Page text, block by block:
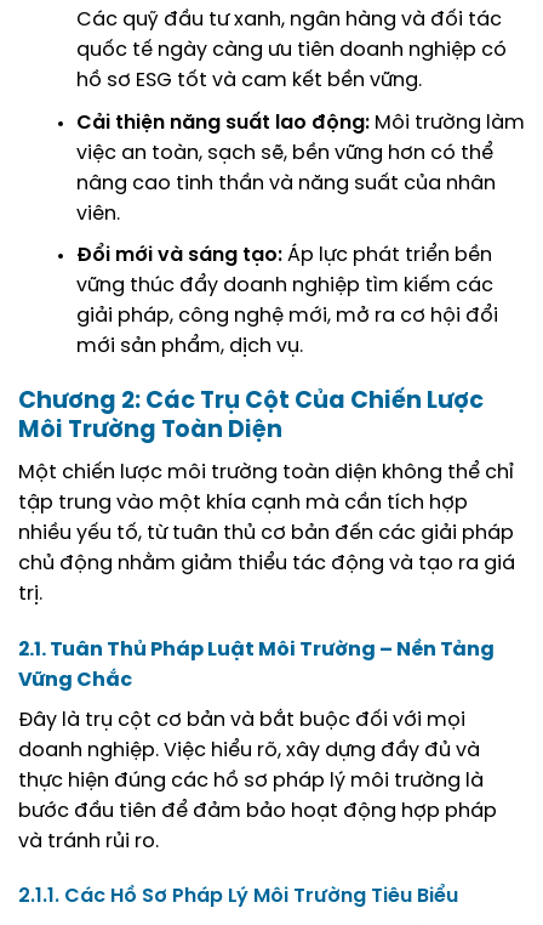
Các quỹ đầu tư xanh, ngân hàng và đối tác
quốc tế ngày càng ưu tiên doanh nghiệp có
hồ sơ ESG tốt và cam kết bền vững.
Cải thiện năng suất lao động: Môi trường làm
việc an toàn, sạch sẽ, bền vững hơn có thể
nâng cao tinh thần và năng suất của nhân
viên.
Đổi mới và sáng tạo: Áp lực phát triển bền
vững thúc đẩy doanh nghiệp tìm kiếm các
giải pháp, công nghệ mới, mở ra cơ hội đổi
mới sản phẩm, dịch vụ.
Chương 2: Các Trụ Cột Của Chiến Lược
Môi Trường Toàn Diện
Một chiến lược môi trường toàn diện không thể chỉ
tập trung vào một khía cạnh mà cần tích hợp
nhiều yếu tố, từ tuân thủ cơ bản đến các giải pháp
chủ động nhằm giảm thiểu tác động và tạo ra giá
trị.
2.1. Tuân Thủ Pháp Luật Môi Trường – Nền Tảng
Vững Chắc
Đây là trụ cột cơ bản và bắt buộc đối với mọi
doanh nghiệp. Việc hiểu rõ, xây dựng đầy đủ và
thực hiện đúng các hồ sơ pháp lý môi trường là
bước đầu tiên để đảm bảo hoạt động hợp pháp
và tránh rủi ro.
2.1.1. Các Hồ Sơ Pháp Lý Môi Trường Tiêu Biểu